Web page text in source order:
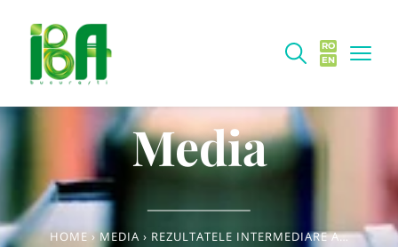
RO
EN
Media
HOME › MEDIA › REZULTATELE INTERMEDIARE ALE CONCURSULUI PENTRU OCUPAREA POSTURILOR DE ASISTENT DE CERCETARE ȘTIINȚIFICĂ